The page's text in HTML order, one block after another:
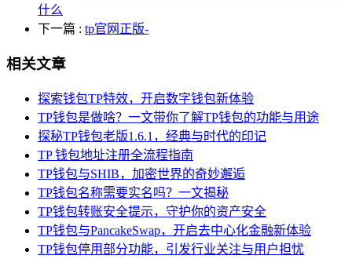
什么
下一篇 : tp官网正版-
相关文章
探索钱包TP特效，开启数字钱包新体验
TP钱包是做啥？一文带你了解TP钱包的功能与用途
探秘TP钱包老版1.6.1，经典与时代的印记
TP 钱包地址注册全流程指南
TP钱包与SHIB，加密世界的奇妙邂逅
TP钱包名称需要实名吗？一文揭秘
TP钱包转账安全提示，守护你的资产安全
TP钱包与PancakeSwap，开启去中心化金融新体验
TP钱包停用部分功能，引发行业关注与用户担忧